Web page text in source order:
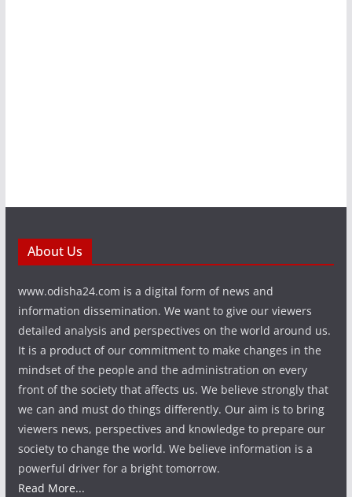
About Us
www.odisha24.com is a digital form of news and
information dissemination. We want to give our viewers
detailed analysis and perspectives on the world around us.
It is a product of our commitment to make changes in the
mindset of the people and the administration on every
front of the society that affects us. We believe strongly that
we can and must do things differently. Our aim is to bring
viewers news, perspectives and knowledge to prepare our
society to change the world. We believe information is a
powerful driver for a bright tomorrow.
Read More...